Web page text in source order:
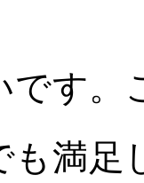
です
も満足